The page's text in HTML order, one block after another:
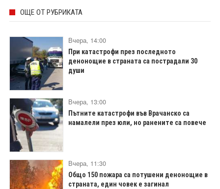
ОЩЕ ОТ РУБРИКАТА
Вчера, 14:00
При катастрофи през последното
денонощие в страната са пострадали 30
души
Вчера, 13:00
Пътните катастрофи във Врачанско са
намалели през юли, но ранените са повече
Вчера, 11:30
Общо 150 пожара са потушени денонощие в
страната, един човек е загинал